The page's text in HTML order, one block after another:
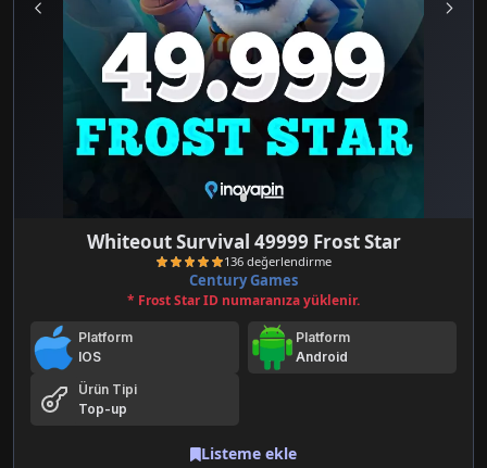
Whiteout Survival 49999 Frost Star
Century Games
* Frost Star ID numaranıza yüklenir.
Platform
IOS
Platform
Android
Ürün Tipi
Top-up
Listeme ekle